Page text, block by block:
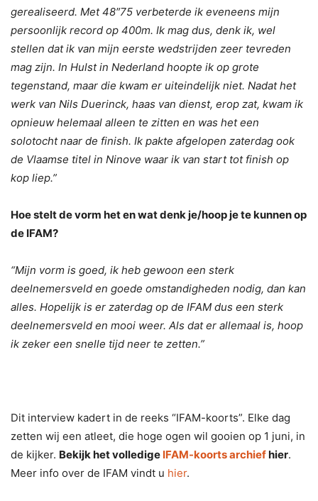
gerealiseerd. Met 48″75 verbeterde ik eveneens mijn
persoonlijk record op 400m. Ik mag dus, denk ik, wel
stellen dat ik van mijn eerste wedstrijden zeer tevreden
mag zijn. In Hulst in Nederland hoopte ik op grote
tegenstand, maar die kwam er uiteindelijk niet. Nadat het
werk van Nils Duerinck, haas van dienst, erop zat, kwam ik
opnieuw helemaal alleen te zitten en was het een
solotocht naar de finish. Ik pakte afgelopen zaterdag ook
de Vlaamse titel in Ninove waar ik van start tot finish op
kop liep.”
Hoe stelt de vorm het en wat denk je/hoop je te kunnen op
de IFAM?
“Mijn vorm is goed, ik heb gewoon een sterk
deelnemersveld en goede omstandigheden nodig, dan kan
alles. Hopelijk is er zaterdag op de IFAM dus een sterk
deelnemersveld en mooi weer. Als dat er allemaal is, hoop
ik zeker een snelle tijd neer te zetten.”
Dit interview kadert in de reeks “IFAM-koorts”. Elke dag
zetten wij een atleet, die hoge ogen wil gooien op 1 juni, in
de kijker. Bekijk het volledige IFAM-koorts archiefhier.
Meer info over de IFAM vindt u hier.